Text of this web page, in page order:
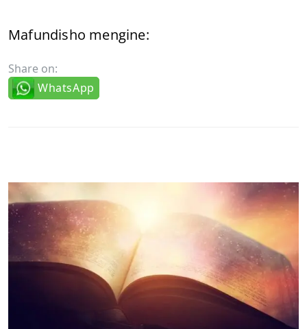
Mafundisho mengine:
Share on:
WhatsApp